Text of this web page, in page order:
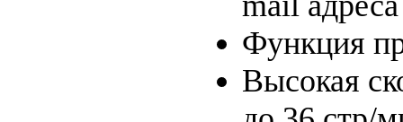
Функция
Высокая